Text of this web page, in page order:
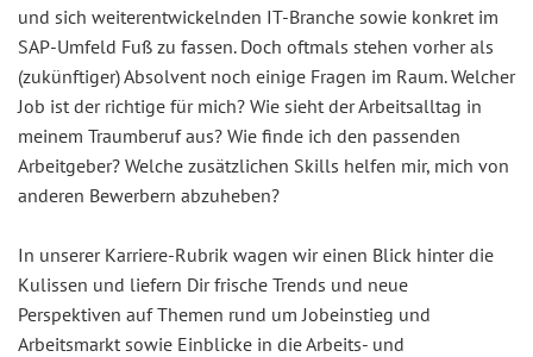
und sich weiterentwickelnden IT-Branche sowie konkret im
SAP-Umfeld Fuß zu fassen. Doch oftmals stehen vorher als
(zukünftiger) Absolvent noch einige Fragen im Raum. Welcher
Job ist der richtige für mich? Wie sieht der Arbeitsalltag in
meinem Traumberuf aus? Wie finde ich den passenden
Arbeitgeber? Welche zusätzlichen Skills helfen mir, mich von
anderen Bewerbern abzuheben?
In unserer Karriere-Rubrik wagen wir einen Blick hinter die
Kulissen und liefern Dir frische Trends und neue
Perspektiven auf Themen rund um Jobeinstieg und
Arbeitsmarkt sowie Einblicke in die Arbeits- und